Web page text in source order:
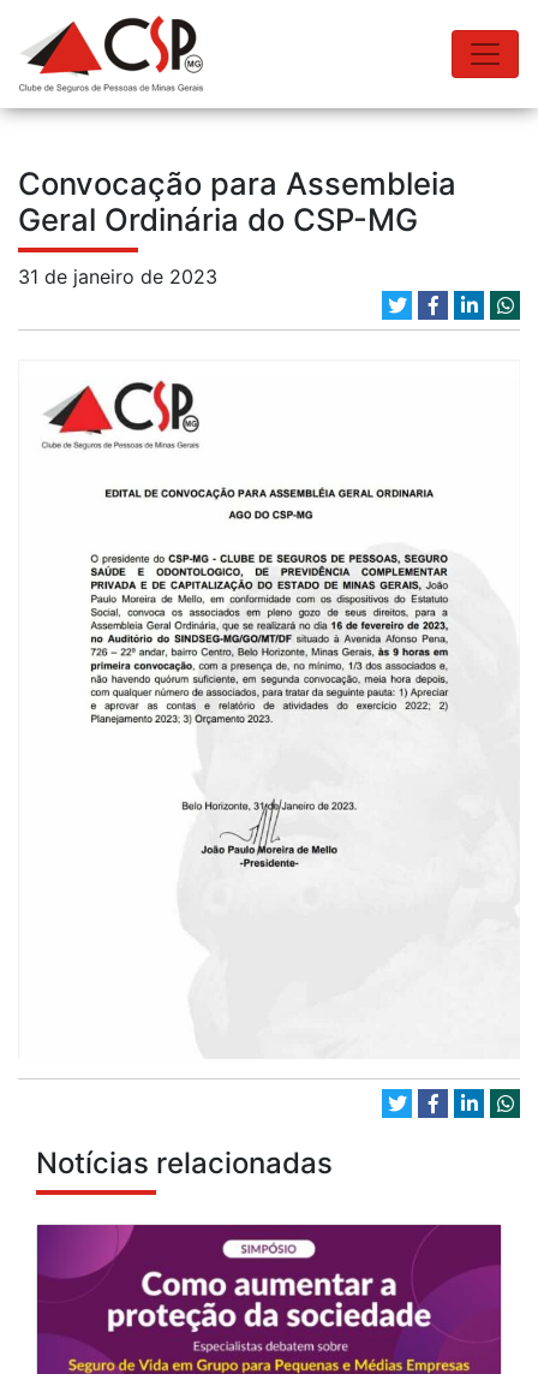
Convocação para Assembleia
Geral Ordinária do CSP-MG
31 de janeiro de 2023
Notícias relacionadas